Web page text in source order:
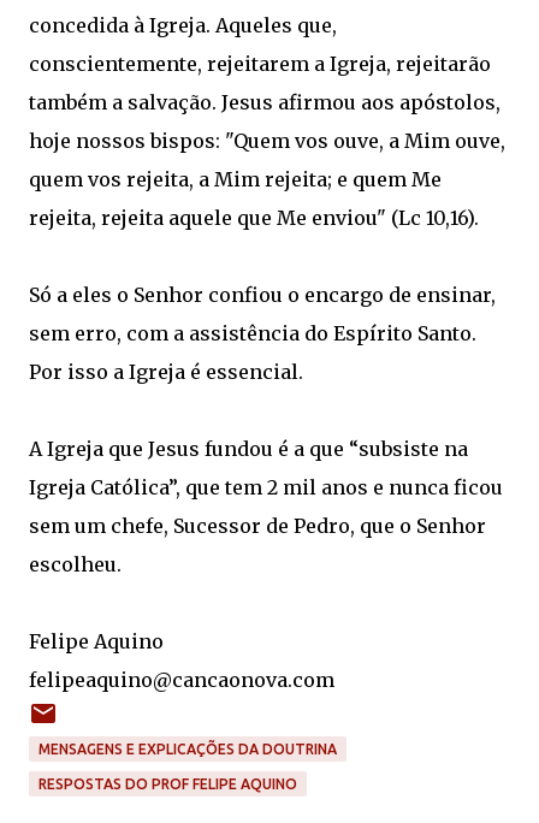
concedida à Igreja. Aqueles que,
conscientemente, rejeitarem a Igreja, rejeitarão
também a salvação. Jesus afirmou aos apóstolos,
hoje nossos bispos: "Quem vos ouve, a Mim ouve,
quem vos rejeita, a Mim rejeita; e quem Me
rejeita, rejeita aquele que Me enviou" (Lc 10,16).
Só a eles o Senhor confiou o encargo de ensinar,
sem erro, com a assistência do Espírito Santo.
Por isso a Igreja é essencial.
A Igreja que Jesus fundou é a que “subsiste na
Igreja Católica”, que tem 2 mil anos e nunca ficou
sem um chefe, Sucessor de Pedro, que o Senhor
escolheu.
Felipe Aquino
felipeaquino@cancaonova.com
MENSAGENS E EXPLICAÇÕES DA DOUTRINA
RESPOSTAS DO PROF FELIPE AQUINO